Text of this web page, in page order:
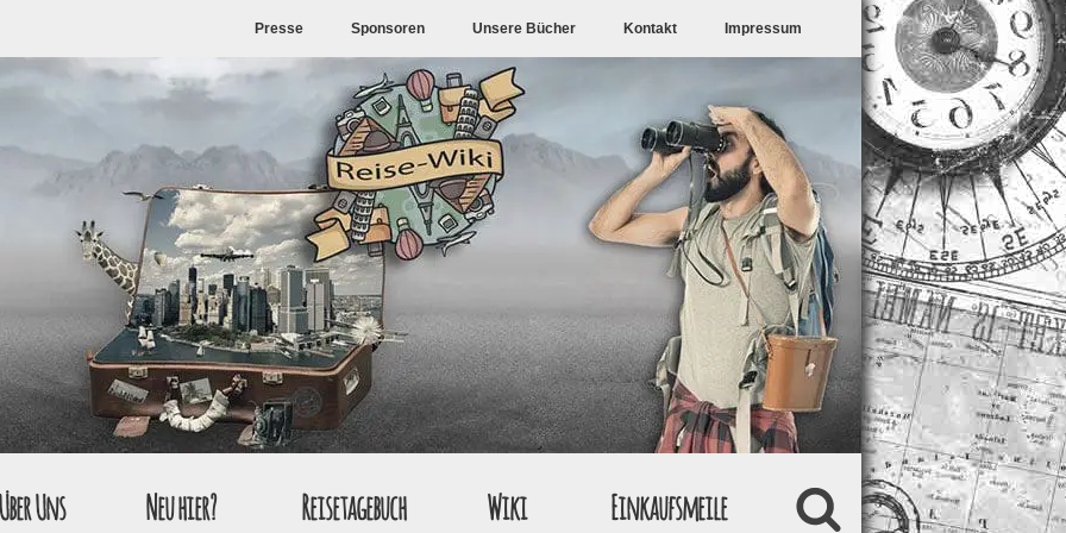
Presse Sponsoren Unsere Bücher Kontakt Impressum
Uns Neu hier? Reisetagebuch Wiki Einkaufsmeile